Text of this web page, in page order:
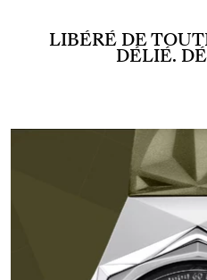
LIBÉRÉ DE
DÉLIÉ.